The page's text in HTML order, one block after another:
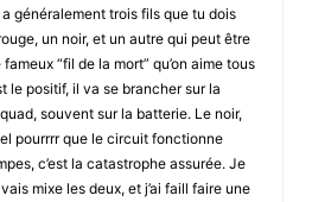
généralement trois fils que tu dois
un noir, et un autre qui peut être
“fil de la mort” qu’on aime tous
le positif, il va se brancher sur la
souvent sur la batterie. Le noir,
pourrrr que le circuit fonctionne
c’est la catastrophe assurée. Je
mixe les deux, et j’ai faill faire une